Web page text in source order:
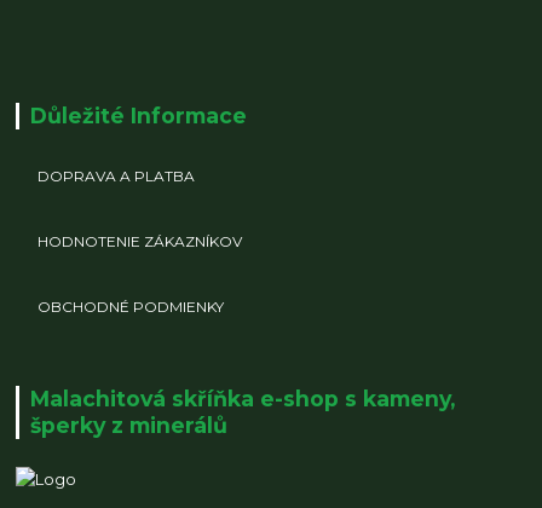
Důležité Informace
DOPRAVA A PLATBA
HODNOTENIE ZÁKAZNÍKOV
OBCHODNÉ PODMIENKY
Malachitová skříňka e-shop s kameny,
šperky z minerálů